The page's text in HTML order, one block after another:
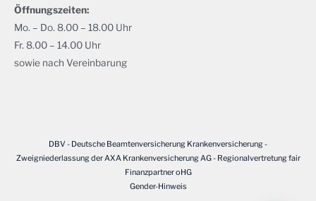
Öffnungszeiten:
Mo. – Do. 8.00 – 18.00 Uhr
Fr. 8.00 – 14.00 Uhr
sowie nach Vereinbarung
DBV - Deutsche Beamtenversicherung Krankenversicherung -
Zweigniederlassung der AXA Krankenversicherung AG - Regionalvertretung fair
Finanzpartner oHG
Gender-Hinweis